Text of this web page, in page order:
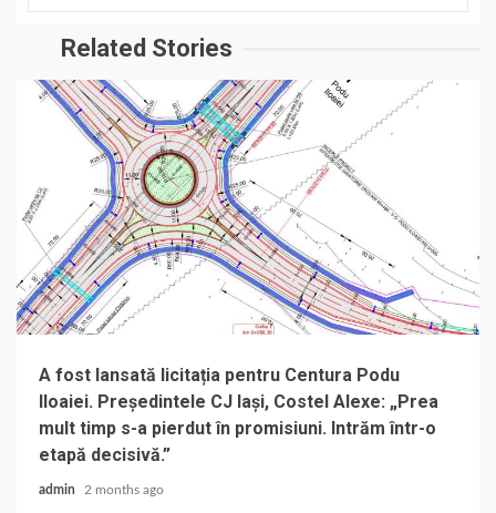
Related Stories
A fost lansată licitația pentru Centura Podu
Iloaiei. Președintele CJ Iași, Costel Alexe: „Prea
mult timp s-a pierdut în promisiuni. Intrăm într-o
etapă decisivă.”
admin 2 months ago